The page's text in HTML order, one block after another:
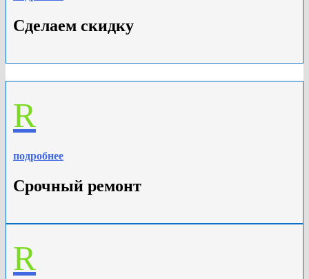
Сделаем скидку
R
подробнее
Срочный ремонт
R